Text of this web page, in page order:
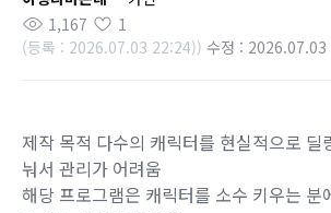
1,167
1
(등록 : 2026.07.03 22:24)) 수정 :
제작 목적 다수의 캐릭터를 현실적으로
눠서 관리가 어려움
해당 프로그램은 캐릭터를 소수 키우는 분